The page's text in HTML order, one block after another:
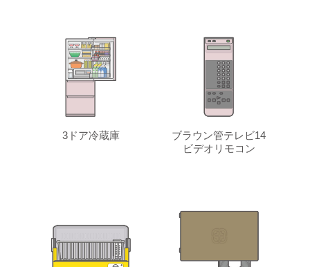
3ドア冷蔵庫
ブラウン管テレビ14
ビデオリモコン